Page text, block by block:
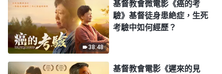
38:48
基督教會微電影《癌的考
驗》基督徒身患絶症，生死
考驗中如何經歷？
基督教會電影《遲來的見